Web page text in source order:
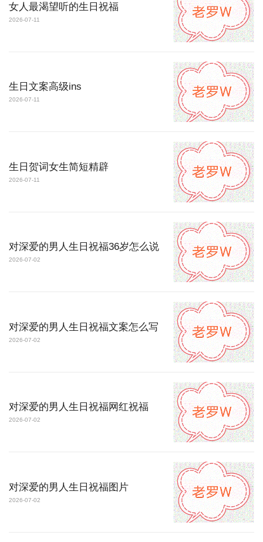
女人最渴望听的生日祝福
2026-07-11
生日文案高级ins
2026-07-11
生日贺词女生简短精辟
2026-07-11
对深爱的男人生日祝福36岁怎么说
2026-07-02
对深爱的男人生日祝福文案怎么写
2026-07-02
对深爱的男人生日祝福网红祝福
2026-07-02
对深爱的男人生日祝福图片
2026-07-02